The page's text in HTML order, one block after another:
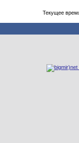
Текущее